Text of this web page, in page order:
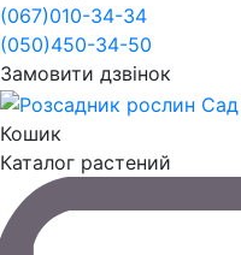
(067)010-34-34
(050)450-34-50
Замовити дзвінок
Кошик
Каталог растений